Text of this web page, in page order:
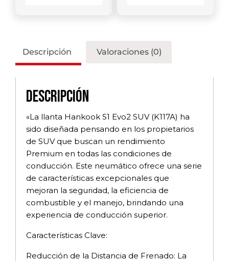
Descripción Valoraciones (0)
Descripción
«La llanta Hankook S1 Evo2 SUV (K117A) ha
sido diseñada pensando en los propietarios
de SUV que buscan un rendimiento
Premium en todas las condiciones de
conducción. Este neumático ofrece una serie
de características excepcionales que
mejoran la seguridad, la eficiencia de
combustible y el manejo, brindando una
experiencia de conducción superior.
Características Clave:
Reducción de la Distancia de Frenado: La